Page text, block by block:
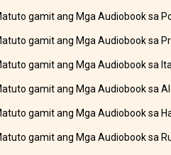
gamit ang Mga Audiobook sa
gamit ang Mga Audiobook sa
gamit ang Mga Audiobook sa
gamit ang Mga Audiobook sa
gamit ang Mga Audiobook sa
gamit ang Mga Audiobook sa